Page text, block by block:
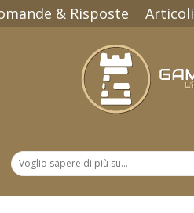
& Risposte Articoli